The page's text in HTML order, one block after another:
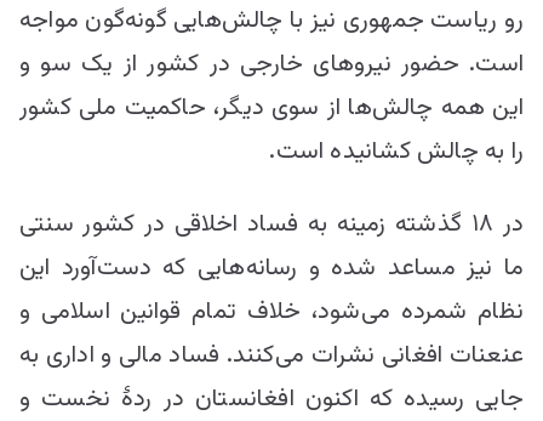
رو ریاست جمهوری نیز با چالش‌هایی گونه‌گون مواجه
است. حضور نیروهای خارجی در کشور از یک سو و
این همه چالش‌ها از سوی دیگر، حاکمیت ملی کشور
را به چالش کشانیده است.
در ۱۸ گذشته زمینه به فساد اخلاقی در کشور سنتی
ما نیز مساعد شده و رسانه‌هایی که دست‌آورد این
نظام شمرده می‌شود، خلاف تمام قوانین اسلامی و
عنعنات افغانی نشرات می‌کنند. فساد مالی و اداری به
جایی رسیده که اکنون افغانستان در ردۀ نخست و